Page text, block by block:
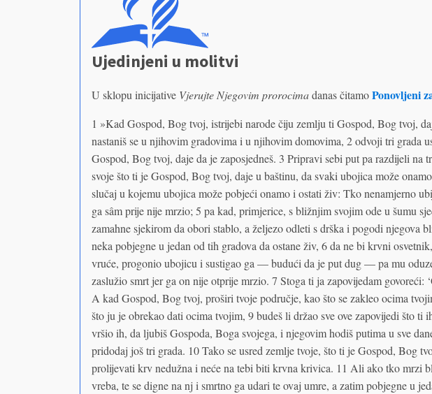
Ujedinjeni u molitvi
U sklopu inicijative Vjerujte Njegovim prorocimadanas čitamoPonovljeni
1 »Kad Gospod, Bog tvoj, istrijebi narode čiju zemlju ti Gospod, Bog tvoj,
nastaniš se u njihovim gradovima i u njihovim domovima, 2 odvoji tri grada
Gospod, Bog tvoj, daje da je zaposjedneš. 3 Pripravi sebi put pa razdijeli na
svoje što ti je Gospod, Bog tvoj, daje u baštinu, da svaki ubojica može
slučaj u kojemu ubojica može pobjeći onamo i ostati živ: Tko nenamjerno
ga sâm prije nije mrzio; 5 pa kad, primjerice, s bližnjim svojim ode u šumu
zamahne sjekirom da obori stablo, a željezo odleti s drška i pogodi njegova
neka pobjegne u jedan od tih gradova da ostane živ, 6 da ne bi krvni
vruće, progonio ubojicu i sustigao ga — budući da je put dug — pa mu
zaslužio smrt jer ga on nije otprije mrzio. 7 Stoga ti ja zapovijedam govoreći:
A kad Gospod, Bog tvoj, proširi tvoje područje, kao što se zakleo ocima
što ju je obrekao dati ocima tvojim, 9 budeš li držao sve ove zapovijedi što ti
vršio ih, da ljubiš Gospoda, Boga svojega, i njegovim hodiš putima u sve
pridodaj još tri grada. 10 Tako se usred zemlje tvoje, što ti je Gospod, Bog
prolijevati krv nedužna i neće na tebi biti krvna krivica. 11 Ali ako tko mrzi
vreba, te se digne na nj i smrtno ga udari te ovaj umre, a zatim pobjegne u